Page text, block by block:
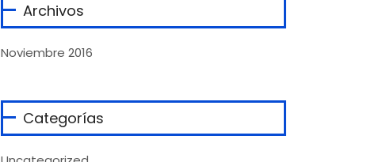
Archivos
Noviembre 2016
Categorías